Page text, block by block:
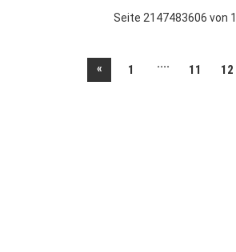
Seite 2147483606 von
« 1 .... 11 12